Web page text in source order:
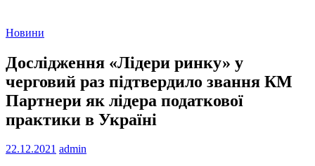
Новини
Дослідження «Лідери ринку» у
черговий раз підтвердило звання КМ
Партнери як лідера податкової
практики в Україні
22.12.2021 admin